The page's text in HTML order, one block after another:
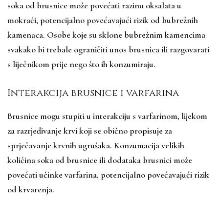
soka od brusnice može povećati razinu oksalata u
mokraći, potencijalno povećavajući rizik od bubrežnih
kamenaca. Osobe koje su sklone bubrežnim kamencima
svakako bi trebale ograničiti unos brusnica ili razgovarati
s liječnikom prije nego što ih konzumiraju.
Interakcija brusnice i varfarina
Brusnice mogu stupiti u interakciju s varfarinom, lijekom
za razrjeđivanje krvi koji se obično propisuje za
sprječavanje krvnih ugrušaka. Konzumacija velikih
količina soka od brusnice ili dodataka brusnici može
povećati učinke varfarina, potencijalno povećavajući rizik
od krvarenja.